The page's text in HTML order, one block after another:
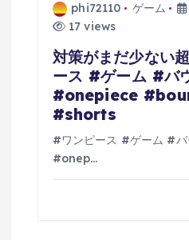
phi72110 ゲーム
17 views
対策がまだ少ない
ース #ゲーム #バ
#onepiece
#shorts
#ワンピース #ゲーム #
#onep…